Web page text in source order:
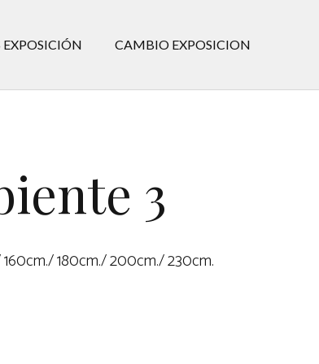
EXPOSICIÓN CAMBIO EXPOSICION
3
160cm./ 180cm./ 200cm./ 230cm.